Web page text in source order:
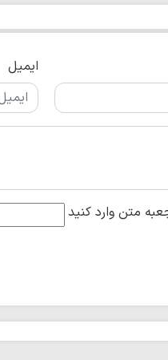
ایمیل
متن وارد کنید